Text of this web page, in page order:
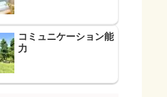
コミュニケーション能
力